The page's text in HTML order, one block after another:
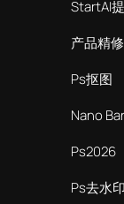
StartAI
产品精修
Ps抠图
Nano
Ps2026
Ps去水印